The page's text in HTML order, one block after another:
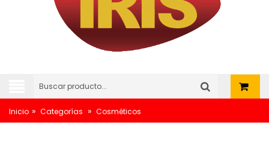
Inicio » Categorías » Cosméticos